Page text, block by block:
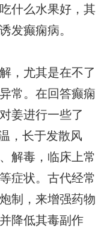
什么水果好，其
发癫痫病。
，尤其是在不了
常。在回答癫痫
姜进行一些了
，长于发散风
解毒，临床上常
症状。古代经常
制，来增强药物
降低其毒副作